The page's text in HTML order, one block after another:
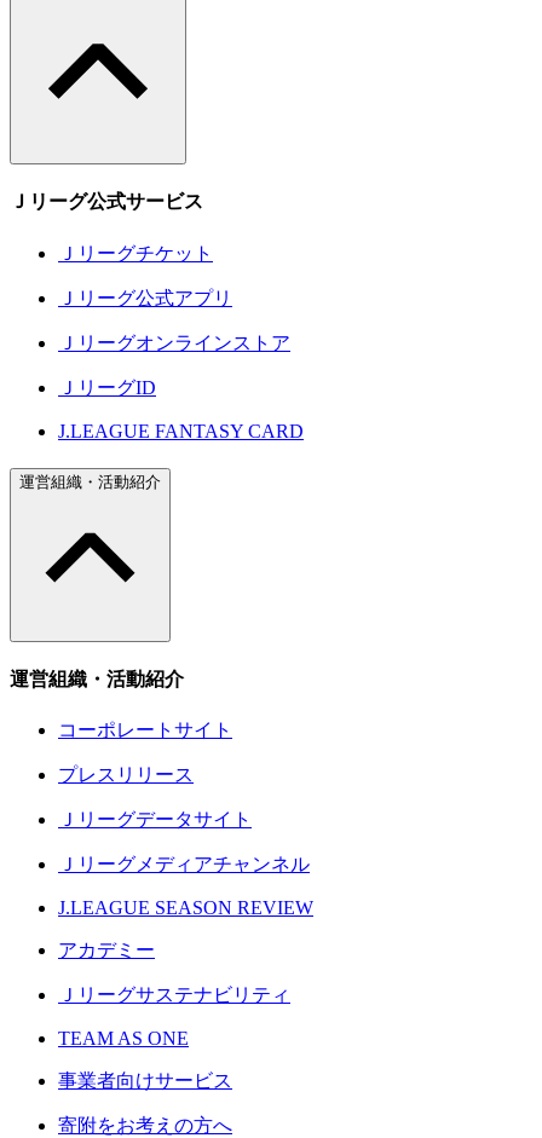
Ｊリーグ公式サービス
Ｊリーグチケット
Ｊリーグ公式アプリ
Ｊリーグオンラインストア
ＪリーグID
J.LEAGUE FANTASY CARD
運営組織・活動紹介
運営組織・活動紹介
コーポレートサイト
プレスリリース
Ｊリーグデータサイト
Ｊリーグメディアチャンネル
J.LEAGUE SEASON REVIEW
アカデミー
Ｊリーグサステナビリティ
TEAM AS ONE
事業者向けサービス
寄附をお考えの方へ